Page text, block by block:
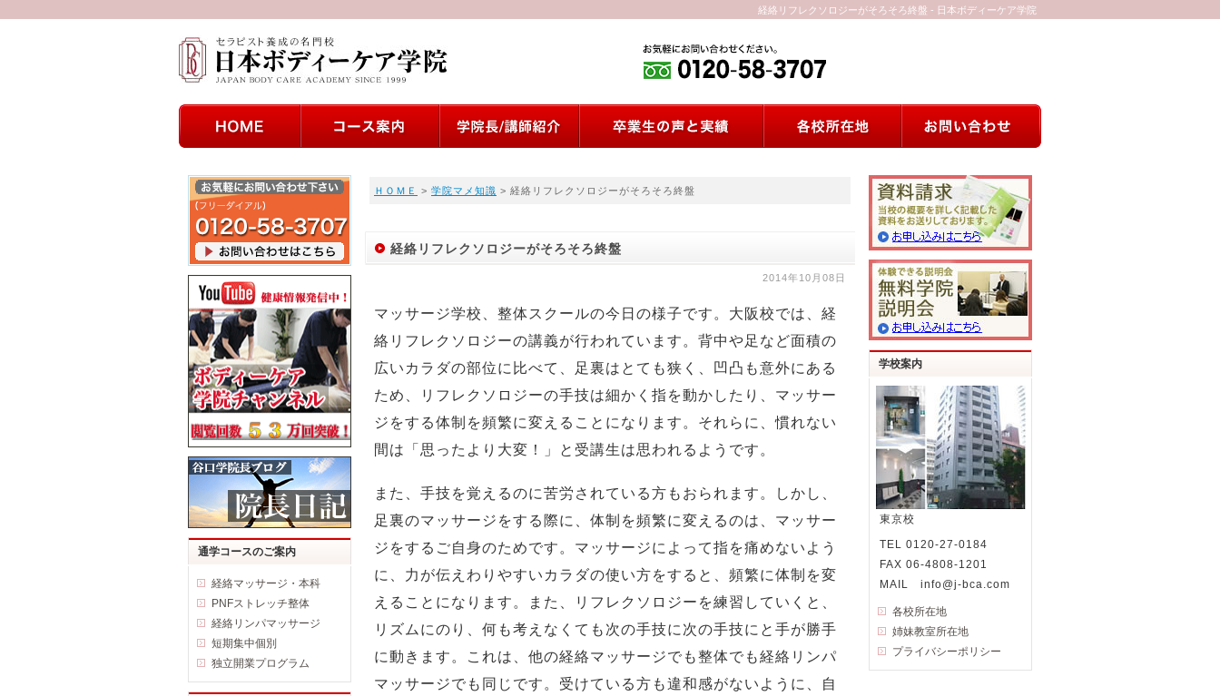
経絡リフレクソロジーがそろそろ終盤 - 日本ボディーケア学院
ＨＯＭＥ > 学院マメ知識 > 経絡リフレクソロジーがそろそろ終盤
経絡リフレクソロジーがそろそろ終盤
2014年10月08日
マッサージ学校、整体スクールの今日の様子です。大阪校では、経
絡リフレクソロジーの講義が行われています。背中や足など面積の
広いカラダの部位に比べて、足裏はとても狭く、凹凸も意外にある
ため、リフレクソロジーの手技は細かく指を動かしたり、マッサー
ジをする体制を頻繁に変えることになります。それらに、慣れない
間は「思ったより大変！」と受講生は思われるようです。
また、手技を覚えるのに苦労されている方もおられます。しかし、
足裏のマッサージをする際に、体制を頻繁に変えるのは、マッサー
ジをするご自身のためです。マッサージによって指を痛めないよう
に、力が伝えわりやすいカラダの使い方をすると、頻繁に体制を変
えることになります。また、リフレクソロジーを練習していくと、
リズムにのり、何も考えなくても次の手技に次の手技にと手が勝手
に動きます。これは、他の経絡マッサージでも整体でも経絡リンパ
マッサージでも同じです。受けている方も違和感がないように、自
学校案内
東京校
TEL 0120-27-0184
FAX 06-4808-1201
MAIL info@j-bca.com
各校所在地
姉妹教室所在地
プライバシーポリシー
通学コースのご案内
経絡マッサージ・本科
PNFストレッチ整体
経絡リンパマッサージ
短期集中個別
独立開業プログラム